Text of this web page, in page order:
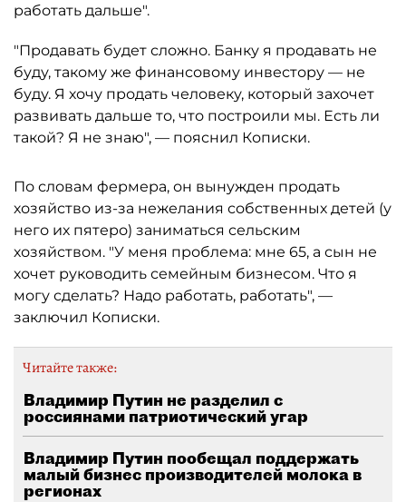
работать дальше".
"Продавать будет сложно. Банку я продавать не
буду, такому же финансовому инвестору — не
буду. Я хочу продать человеку, который захочет
развивать дальше то, что построили мы. Есть ли
такой? Я не знаю", — пояснил Кописки.
По словам фермера, он вынужден продать
хозяйство из-за нежелания собственных детей (у
него их пятеро) заниматься сельским
хозяйством. "У меня проблема: мне 65, а сын не
хочет руководить семейным бизнесом. Что я
могу сделать? Надо работать, работать", —
заключил Кописки.
Читайте также:
Владимир Путин не разделил с
россиянами патриотический угар
Владимир Путин пообещал поддержать
малый бизнес производителей молока в
регионах